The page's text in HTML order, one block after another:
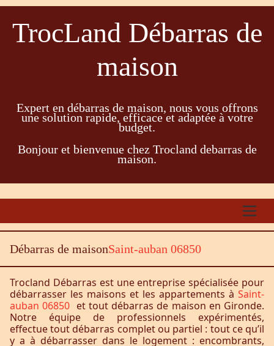
TrocLand Débarras de
maison
Expert en débarras de maison, nous vous offrons
une solution rapide, efficace et adaptée à votre
budget.
Bonjour et bienvenue chez Trocland debarras de
maison.
Débarras de maisonSaint-auban 06850
Trocland Débarras est une entreprise spécialisée pour
débarrasser les maisons et les appartements à Saint-
auban 06850 et tout débarras de maison en Gironde.
Notre équipe de professionnels expérimentés,
effectue tout débarras complet ou partiel : tout ce qu’il
y a à débarrasser dans le logement : encombrants,